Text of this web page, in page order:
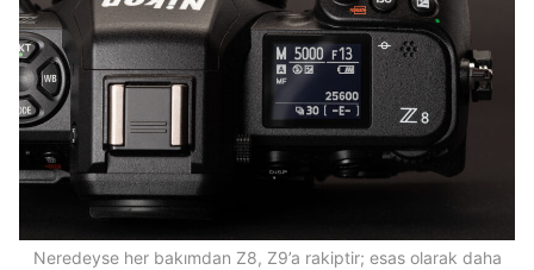
Neredeyse her bakımdan Z8, Z9’a rakiptir; esas olarak daha